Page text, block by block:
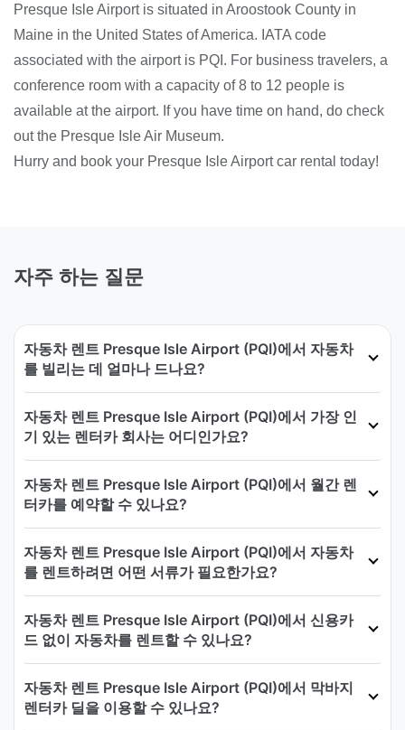
Presque Isle Airport is situated in Aroostook County in
Maine in the United States of America. IATA code
associated with the airport is PQI. For business travelers, a
conference room with a capacity of 8 to 12 people is
available at the airport. If you have time on hand, do check
out the Presque Isle Air Museum.
Hurry and book your Presque Isle Airport car rental today!
자주 하는 질문
자동차 렌트 Presque Isle Airport (PQI)에서 자동차
를 빌리는 데 얼마나 드나요?
자동차 렌트 Presque Isle Airport (PQI)에서 가장 인
기 있는 렌터카 회사는 어디인가요?
자동차 렌트 Presque Isle Airport (PQI)에서 월간 렌
터카를 예약할 수 있나요?
자동차 렌트 Presque Isle Airport (PQI)에서 자동차
를 렌트하려면 어떤 서류가 필요한가요?
자동차 렌트 Presque Isle Airport (PQI)에서 신용카
드 없이 자동차를 렌트할 수 있나요?
자동차 렌트 Presque Isle Airport (PQI)에서 막바지
렌터카 딜을 이용할 수 있나요?